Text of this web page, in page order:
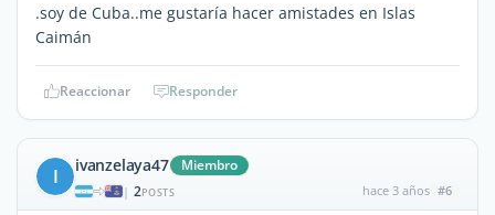
.soy de Cuba..me gustaría hacer amistades en Islas
Caimán
Reaccionar Responder
I ivanzelaya47 Miembro
| 2POSTS hace 3 años #6